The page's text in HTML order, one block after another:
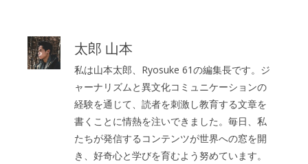
太郎 山本
私は山本太郎、Ryosuke 61の編集長です。ジ
ャーナリズムと異文化コミュニケーションの
経験を通じて、読者を刺激し教育する文章を
書くことに情熱を注いできました。毎日、私
たちが発信するコンテンツが世界への窓を開
き、好奇心と学びを育むよう努めています。